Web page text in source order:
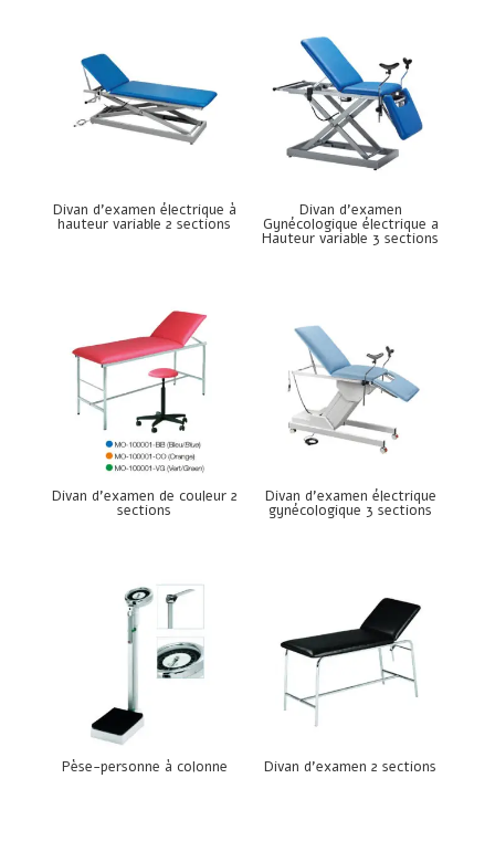
Divan d’examen électrique à
hauteur variable 2 sections
Divan d’examen
Gynécologique électrique a
Hauteur variable 3 sections
Divan d’examen de couleur 2
sections
Divan d’examen électrique
gynécologique 3 sections
Pèse-personne à colonne Divan d’examen 2 sections